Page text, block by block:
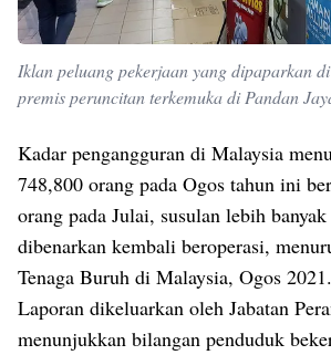
Iklan peluang pekerjaan yang dipaparkan
premis peruncitan terkemuka di Pandan
Kadar pengangguran di Malaysia
748,800 orang pada Ogos tahun ini
orang pada Julai, susulan lebih
dibenarkan kembali beroperasi,
Tenaga Buruh di Malaysia, Ogos 2021.
Laporan dikeluarkan oleh Jabatan
menunjukkan bilangan penduduk